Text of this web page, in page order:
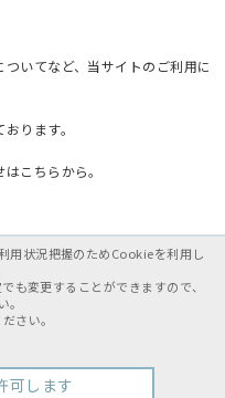
いてなど、当サイトのご利用に
ります。
こちらから。
2005-2026
用状況把握のためCookieを利用し
も変更することができますので、
さい。
可します